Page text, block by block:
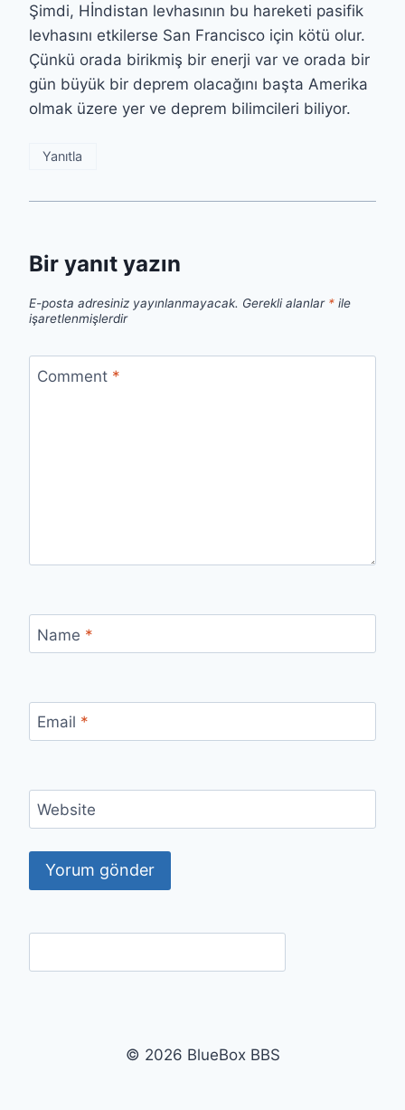
Şimdi, Hİndistan levhasının bu hareketi pasifik
levhasını etkilerse San Francisco için kötü olur.
Çünkü orada birikmiş bir enerji var ve orada bir
gün büyük bir deprem olacağını başta Amerika
olmak üzere yer ve deprem bilimcileri biliyor.
Yanıtla
Bir yanıt yazın
E-posta adresiniz yayınlanmayacak. Gerekli alanlar * ile
işaretlenmişlerdir
Comment *
Name *
Email *
Website
© 2026 BlueBox BBS